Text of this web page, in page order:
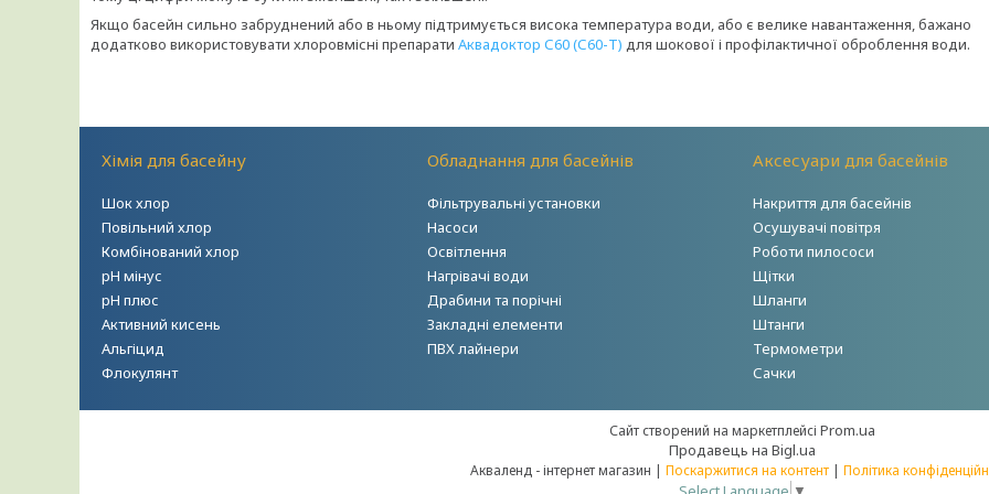
Якщо басейн сильно забруднений або в ньому підтримується висока температура води, або є велике навантаження, бажано
додатково використовувати хлоровмісні препарати Аквадоктор С60 (С60-Т) для шокової і профілактичної оброблення води.
Хімія для басейну
Шок хлор
Повільний хлор
Комбінований хлор
рН мінус
рН плюс
Активний кисень
Альгіцид
Флокулянт
Обладнання для басейнів
Фільтрувальні установки
Насоси
Освітлення
Нагрівачі води
Драбини та порічні
Закладні елементи
ПВХ лайнери
Аксесуари для басейнів
Накриття для басейнів
Осушувачі повітря
Роботи пилососи
Щітки
Шланги
Штанги
Термометри
Сачки
Сайт створений на маркетплейсі Prom.ua
Продавець на Bigl.ua
Акваленд - інтернет магазин | Поскаржитися на контент | Політика